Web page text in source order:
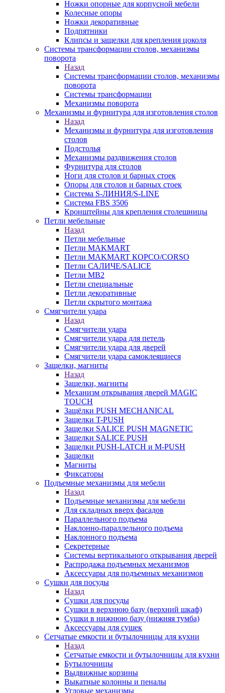
Ножки опорные для корпусной мебели
Колесные опоры
Ножки декоративные
Подпятники
Клипсы и защелки для крепления цоколя
Системы трансформации столов, механизмы
поворота
Назад
Системы трансформации столов, механизмы
поворота
Системы трансформации
Механизмы поворота
Механизмы и фурнитура для изготовления столов
Назад
Механизмы и фурнитура для изготовления
столов
Подстолья
Механизмы раздвижения столов
Фурнитура для столов
Ноги для столов и барных стоек
Опоры для столов и барных стоек
Система S-ЛИНИЯ/S-LINE
Система FBS 3506
Кронштейны для крепления столешницы
Петли мебельные
Назад
Петли мебельные
Петли MAKMART
Петли MAKMART КОРСО/CORSO
Петли САЛИЧЕ/SALICE
Петли MB2
Петли специальные
Петли декоративные
Петли скрытого монтажа
Смягчители удара
Назад
Смягчители удара
Смягчители удара для петель
Смягчители удара для дверей
Cмягчители удара самоклеящиеся
Защелки, магниты
Назад
Защелки, магниты
Механизм открывания дверей MAGIC
TOUCH
Защёлки PUSH MECHANICAL
Защелки T-PUSH
Защелки SALICE PUSH MAGNETIC
Защелки SALICE PUSH
Защелки PUSH-LATCH и M-PUSH
Защелки
Магниты
Фиксаторы
Подъемные механизмы для мебели
Назад
Подъемные механизмы для мебели
Для складных вверх фасадов
Параллельного подъема
Наклонно-параллельного подъема
Наклонного подъема
Секретерные
Системы вертикального открывания дверей
Распродажа подъемных механизмов
Аксессуары для подъемных механизмов
Сушки для посуды
Назад
Сушки для посуды
Сушки в верхнюю базу (верхний шкаф)
Сушки в нижнюю базу (нижняя тумба)
Аксессуары для сушек
Сетчатые емкости и бутылочницы для кухни
Назад
Сетчатые емкости и бутылочницы для кухни
Бутылочницы
Выдвижные корзины
Выкатные колонны и пеналы
Угловые механизмы